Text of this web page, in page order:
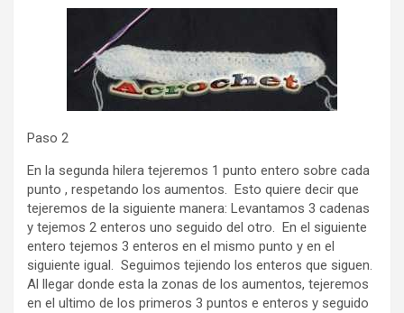
Paso 2
En la segunda hilera tejeremos 1 punto entero sobre cada
punto , respetando los aumentos. Esto quiere decir que
tejeremos de la siguiente manera: Levantamos 3 cadenas
y tejemos 2 enteros uno seguido del otro. En el siguiente
entero tejemos 3 enteros en el mismo punto y en el
siguiente igual. Seguimos tejiendo los enteros que siguen.
Al llegar donde esta la zonas de los aumentos, tejeremos
en el ultimo de los primeros 3 puntos e enteros y seguido